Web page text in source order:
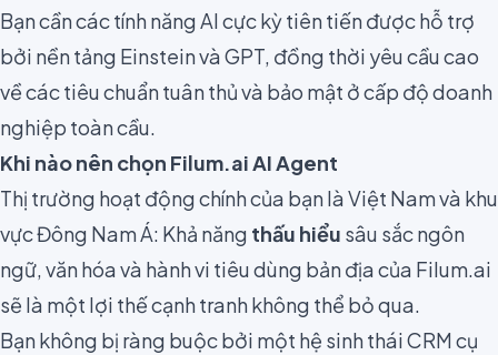
Bạn cần các tính năng AI cực kỳ tiên tiến được hỗ trợ
bởi nền tảng Einstein và GPT, đồng thời yêu cầu cao
về các tiêu chuẩn tuân thủ và bảo mật ở cấp độ doanh
nghiệp toàn cầu.
Khi nào nên chọn Filum.ai AI Agent
Thị trường hoạt động chính của bạn là Việt Nam và khu
vực Đông Nam Á: Khả năng thấu hiểu sâu sắc ngôn
ngữ, văn hóa và hành vi tiêu dùng bản địa của Filum.ai
sẽ là một lợi thế cạnh tranh không thể bỏ qua.
Bạn không bị ràng buộc bởi một hệ sinh thái CRM cụ